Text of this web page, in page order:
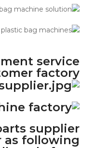
service
factory
supplier
as following